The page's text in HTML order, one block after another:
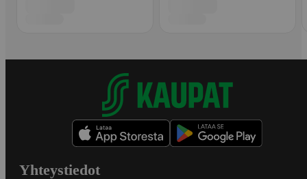
Yhteystiedot